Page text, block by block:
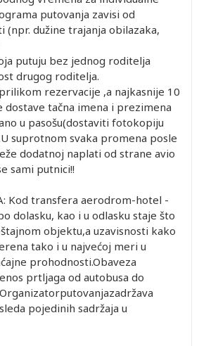
putovanja zavisi od
dužine trajanja obilazaka,
putuju bez jednog roditelja
drugog roditelja.
rezervacije ,a najkasnije 10
dostave tačna imena i prezimena
u pasošu(dostaviti fotokopiju
suprotnom svaka promena posle
dodatnoj naplati od strane avio
sami putnici!!
Kod transfera aerodrom-hotel -
dolasku, kao i u odlasku staje što
objektu,a uzavisnosti kako
tako i u najvećoj meri u
prohodnosti.Obaveza
prtljaga od autobusa do
pojedinih sadržaja u